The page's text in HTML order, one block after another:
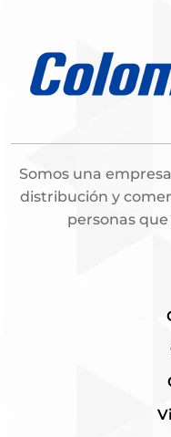
Somos una
distribución y
personas